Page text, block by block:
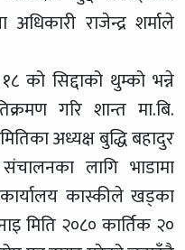
राजेन्द्र शर्माले
को सिद्दाको थुम्को भन्ने
गरि शान्त मा.बि.
अध्यक्ष बुद्धि बहादुर
लागि भाडामा
कास्कीले खड्का
मिति २०८० कार्तिक २०